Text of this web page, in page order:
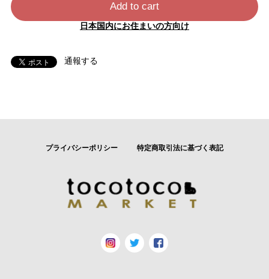
Add to cart
日本国内にお住まいの方向け
通報する
プライバシーポリシー 特定商取引法に基づく表記